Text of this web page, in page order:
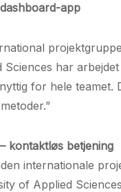
app
Sciences har
for hele teamet.
kontaktløs betjening
internationale
of Applied